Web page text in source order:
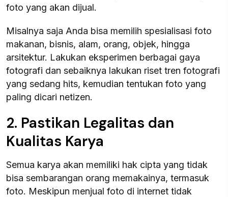
foto yang akan dijual.
Misalnya saja Anda bisa memilih spesialisasi foto
makanan, bisnis, alam, orang, objek, hingga
arsitektur. Lakukan eksperimen berbagai gaya
fotografi dan sebaiknya lakukan riset tren fotografi
yang sedang hits, kemudian tentukan foto yang
paling dicari netizen.
2. Pastikan Legalitas dan
Kualitas Karya
Semua karya akan memiliki hak cipta yang tidak
bisa sembarangan orang memakainya, termasuk
foto. Meskipun menjual foto di internet tidak